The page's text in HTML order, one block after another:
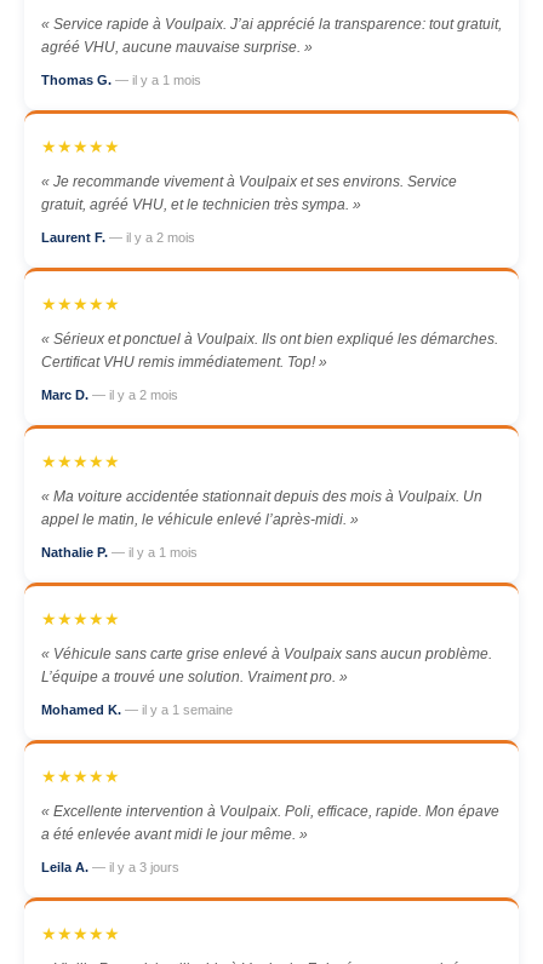
« Service rapide à Voulpaix. J’ai apprécié la transparence: tout gratuit,
agréé VHU, aucune mauvaise surprise. »
Thomas G. — il y a 1 mois
★★★★★
« Je recommande vivement à Voulpaix et ses environs. Service
gratuit, agréé VHU, et le technicien très sympa. »
Laurent F. — il y a 2 mois
★★★★★
« Sérieux et ponctuel à Voulpaix. Ils ont bien expliqué les démarches.
Certificat VHU remis immédiatement. Top! »
Marc D. — il y a 2 mois
★★★★★
« Ma voiture accidentée stationnait depuis des mois à Voulpaix. Un
appel le matin, le véhicule enlevé l’après-midi. »
Nathalie P. — il y a 1 mois
★★★★★
« Véhicule sans carte grise enlevé à Voulpaix sans aucun problème.
L’équipe a trouvé une solution. Vraiment pro. »
Mohamed K. — il y a 1 semaine
★★★★★
« Excellente intervention à Voulpaix. Poli, efficace, rapide. Mon épave
a été enlevée avant midi le jour même. »
Leila A. — il y a 3 jours
★★★★★